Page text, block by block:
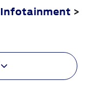
Infotainment >